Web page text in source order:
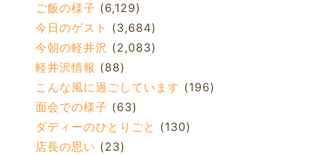
ご飯の様子 (6,129)
今日のゲスト (3,684)
今朝の軽井沢 (2,083)
軽井沢情報 (88)
こんな風に過ごしています (196)
面会での様子 (63)
ダディーのひとりごと (130)
店長の思い (23)